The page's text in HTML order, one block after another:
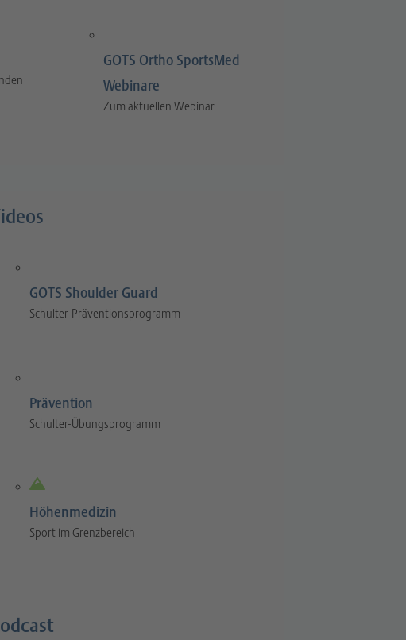
GOTS Ortho SportsMed
Webinare
Zum aktuellen Webinar
GOTS Shoulder Guard
Schulter-Präventionsprogramm
Prävention
Schulter-Übungsprogramm
Höhenmedizin
Sport im Grenzbereich